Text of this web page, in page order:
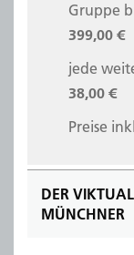
Gruppe
399,00 €
jede
38,00 €
Preise
DER
MÜNCHNER